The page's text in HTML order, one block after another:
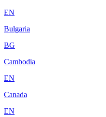
EN
Bulgaria
BG
Cambodia
EN
Canada
EN